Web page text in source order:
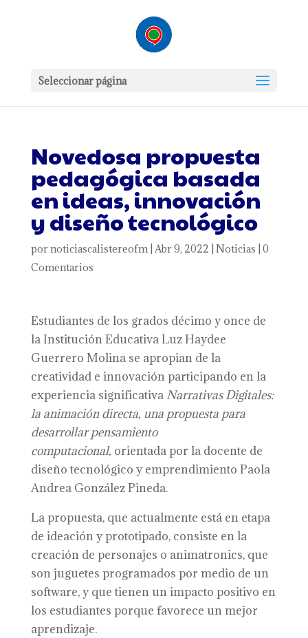
Seleccionar página
Novedosa propuesta
pedagógica basada
en ideas, innovación
y diseño tecnológico
por noticiascalistereofm| Abr 9, 2022 Noticias 0
Comentarios
Estudiantes de los grados décimo y once de
la Institución Educativa Luz Haydee
Guerrero Molina se apropian de la
creatividad e innovación participando en la
experiencia significativa Narrativas Digitales:
la animación directa, una propuesta para
desarrollar pensamiento
computacional, orientada por la docente de
diseño tecnológico y emprendimiento Paola
Andrea González Pineda.
La propuesta, que actualmente está en etapa
de ideación y prototipado, consiste en la
creación de personajes o animatronics, que
son juguetes programados por medio de un
software, y que tienen un impacto positivo en
los estudiantes porque favorece un mejor
aprendizaje.